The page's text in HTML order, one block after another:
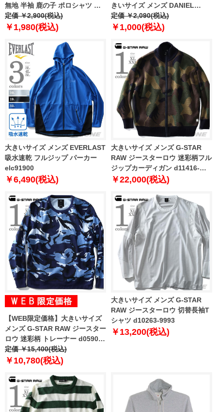
無地 半袖 鹿の子 ポロシャツ オ
ーガニック 消臭機能付 azpr-
009006
定価 ￥2,900(税込)
￥1,980(税込)
きいサイズ メンズ DANIEL
DODD 半袖 Tシャツ 無地 半袖T
シャツ 10L対応 azt-009005 緊急
定価 ￥2,090(税込)
￥1,000(税込)
大きいサイズ メンズ EVERLAST
吸水速乾 フルジップ パーカー
elc91900
￥6,490(税込)
大きいサイズ メンズ G-STAR
RAW ジースターロウ 迷彩柄フル
ジップカーディガン d11416-
2340
￥22,000(税込)
【WEB限定価格】大きいサイズ
メンズ G-STAR RAW ジースター
ロウ 迷彩柄 トレーナー d05901-
9646
定価 ￥15,400(税込)
￥10,780(税込)
大きいサイズ メンズ G-STAR
RAW ジースターロウ 切替長袖T
シャツ d10263-9993
￥13,200(税込)